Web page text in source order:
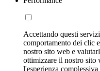
Accettando questi
comportamento dei clic
nostro sito web e
ottimizzare il nostro sito
l'esperienza